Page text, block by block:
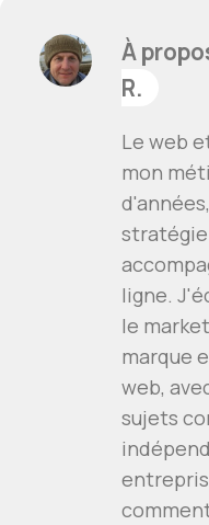
À
R.
Le web
mon
ligne.
le
marque
web,
sujets